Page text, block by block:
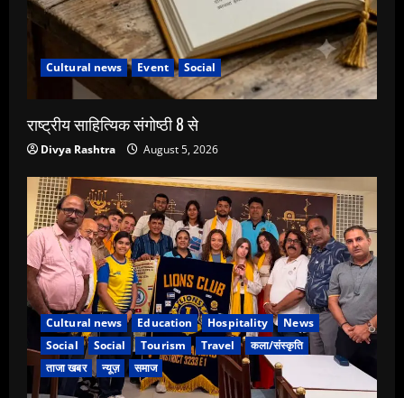
Cultural news Event Social
राष्ट्रीय साहित्यिक संगोष्ठी 8 से
Divya Rashtra August 5, 2026
Cultural news Education Hospitality
News
Social
Social Tourism Travel
कला/संस्कृति
ताजा खबर
न्यूज़ समाज